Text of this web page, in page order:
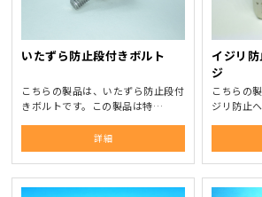
いたずら防止段付きボルト
こちらの製品は、いたずら防止段付
きボルトです。この製品は特…
詳細
イジリ
ジ
こちらの
ジリ防止